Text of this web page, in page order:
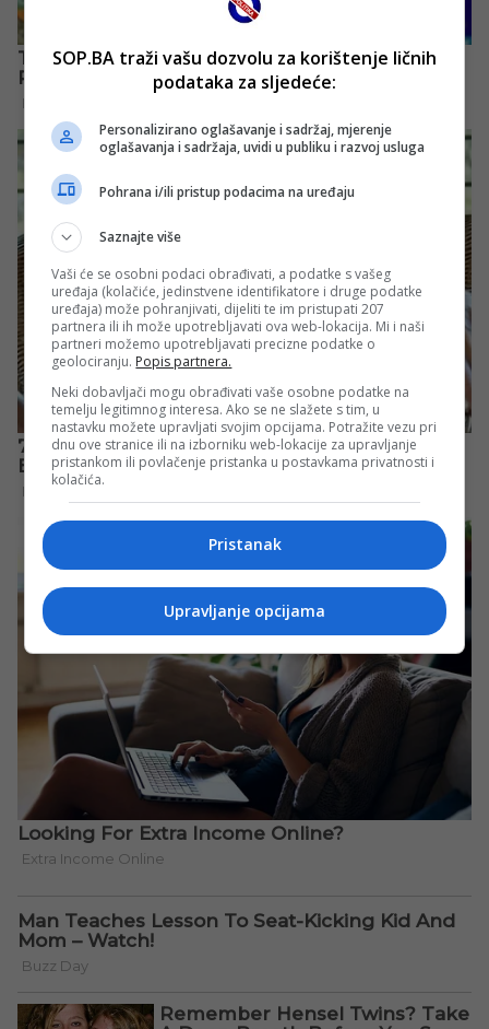
SOP.BA traži vašu dozvolu za korištenje ličnih
podataka za sljedeće:
Personalizirano oglašavanje i sadržaj, mjerenje
oglašavanja i sadržaja, uvidi u publiku i razvoj usluga
Pohrana i/ili pristup podacima na uređaju
Saznajte više
Vaši će se osobni podaci obrađivati, a podatke s vašeg
uređaja (kolačiće, jedinstvene identifikatore i druge podatke
uređaja) može pohranjivati, dijeliti te im pristupati 207
partnera ili ih može upotrebljavati ova web-lokacija. Mi i naši
partneri možemo upotrebljavati precizne podatke o
geolociranju. Popis partnera.
Neki dobavljači mogu obrađivati vaše osobne podatke na
temelju legitimnog interesa. Ako se ne slažete s tim, u
nastavku možete upravljati svojim opcijama. Potražite vezu pri
dnu ove stranice ili na izborniku web-lokacije za upravljanje
pristankom ili povlačenje pristanka u postavkama privatnosti i
kolačića.
Pristanak
Upravljanje opcijama